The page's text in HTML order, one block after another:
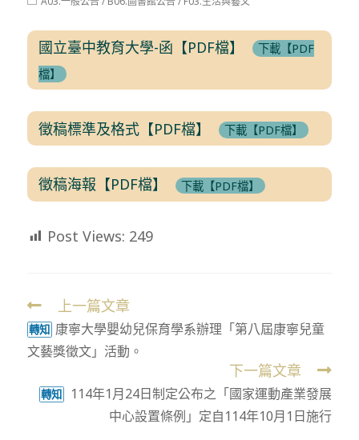
modified:
國立臺中教育大學-函【PDF檔】
下載【PDF
檔】
徵稿標準及格式【PDF檔】 下載【PDF檔】
徵稿海報【PDF檔】 下載【PDF檔】
Post Views: 249
Read
more
articles
上一篇文章
轉知 康寧大學嬰幼兒保育學系辦理「第八屆康寧兒童
文藝獎徵文」活動。
下一篇文章
轉知
114年1月24日制定公布之「國家運動產業發展
中心設置條例」定自114年10月1日施行